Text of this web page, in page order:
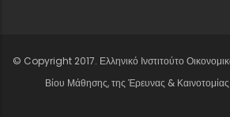
© Copyright 2017. Ελληνικό Ινστιτούτο
Βίου Μάθησης, της Έρευνας &